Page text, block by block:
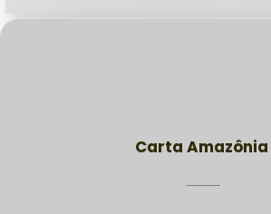
Carta Amazônia